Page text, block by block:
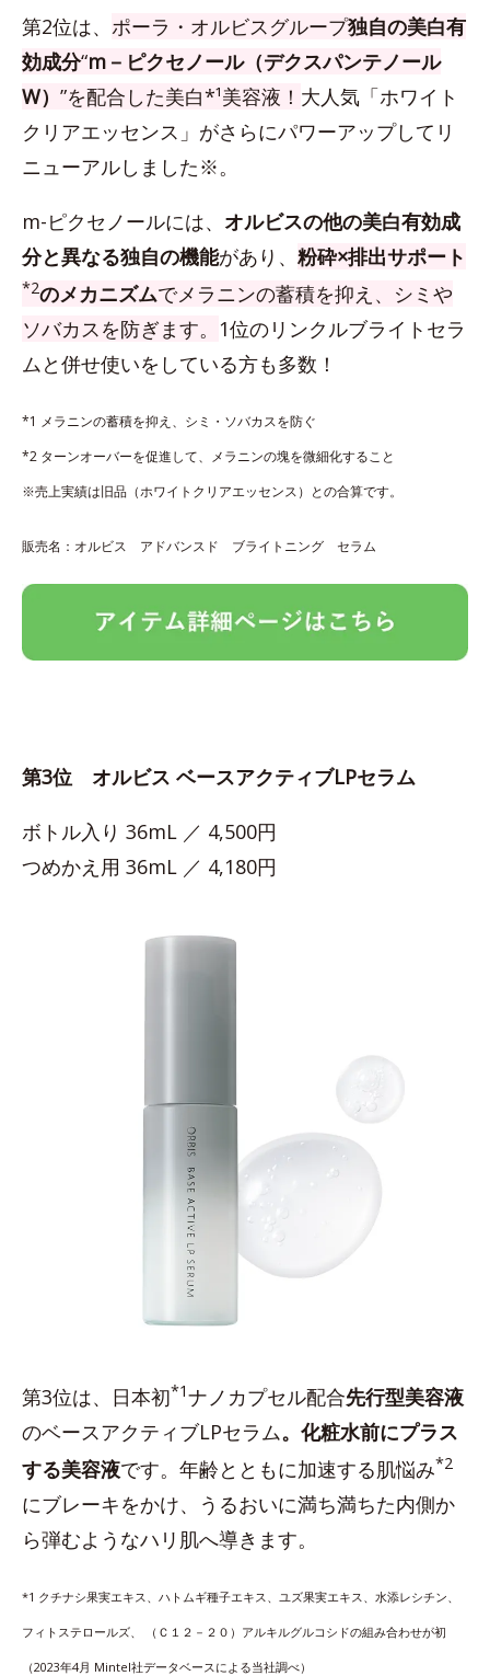
第2位は、 ポーラ・オルビスグループ独自の美白有
効成分“m－ピクセノール（デクスパンテノール
W） ”を配合した美白*¹美容液！ 大人気「ホワイト
クリアエッセンス」がさらにパワーアップしてリ
ニューアルしました※。
m-ピクセノールには、 オルビスの他の美白有効成
分と異なる独自の機能があり、 粉砕×排出サポート
*2のメカニズムでメラニンの蓄積を抑え、シミや
ソバカスを防ぎます。 1位のリンクルブライトセラ
ムと併せ使いをしている方も多数！
*1 メラニンの蓄積を抑え、シミ・ソバカスを防ぐ
*2 ターンオーバーを促進して、メラニンの塊を微細化すること
※売上実績は旧品（ホワイトクリアエッセンス）との合算です。
販売名：オルビス アドバンスド ブライトニング セラム
第3位 オルビス ベースアクティブLPセラム
ボトル入り 36mL ／ 4,500円
つめかえ用 36mL ／ 4,180円
第3位は、日本初*1ナノカプセル配合先行型美容液
のベースアクティブLPセラム。化粧水前にプラス
する美容液です。年齢とともに加速する肌悩み*2
にブレーキをかけ、うるおいに満ち満ちた内側か
ら弾むようなハリ肌へ導きます。
*1 クチナシ果実エキス、ハトムギ種子エキス、ユズ果実エキス、水添レシチン、
フィトステロールズ、 （Ｃ１２－２０）アルキルグルコシドの組み合わせが初
（2023年4月 Mintel社データベースによる当社調べ）